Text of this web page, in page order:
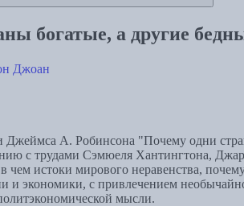
богатые, а другие
Джоан
А. Робинсона "Почему одни
с трудами Сэмюеля Хантингтона,
истоки мирового неравенства,
и экономики, с привлечением
мысли.